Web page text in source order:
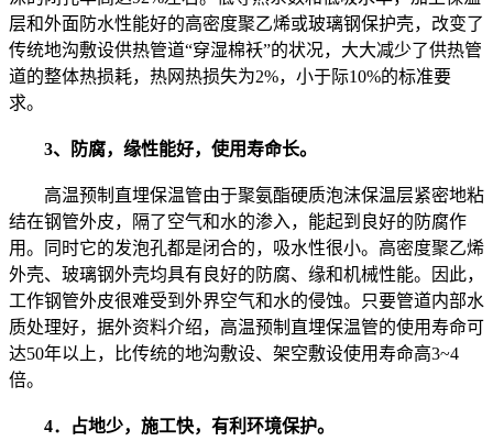
层和外面防水性能好的高密度聚乙烯或玻璃钢保护壳，改变了
传统地沟敷设供热管道“穿湿棉袄”的状况，大大减少了供热管
道的整体热损耗，热网热损失为2%，小于际10%的标准要
求。
3、防腐，缘性能好，使用寿命长。
高温预制直埋保温管由于聚氨酯硬质泡沫保温层紧密地粘
结在钢管外皮，隔了空气和水的渗入，能起到良好的防腐作
用。同时它的发泡孔都是闭合的，吸水性很小。高密度聚乙烯
外壳、玻璃钢外壳均具有良好的防腐、缘和机械性能。因此，
工作钢管外皮很难受到外界空气和水的侵蚀。只要管道内部水
质处理好，据外资料介绍，高温预制直埋保温管的使用寿命可
达50年以上，比传统的地沟敷设、架空敷设使用寿命高3~4
倍。
4．占地少，施工快，有利环境保护。